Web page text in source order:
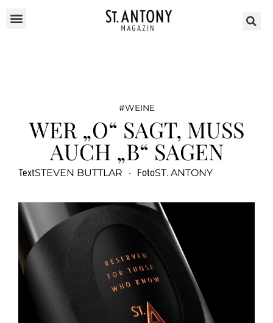
WEINE
WER „O“ SAGT, MUSS
AUCH „B“ SAGEN
TextSTEVEN BUTTLAR · FotoST. ANTONY